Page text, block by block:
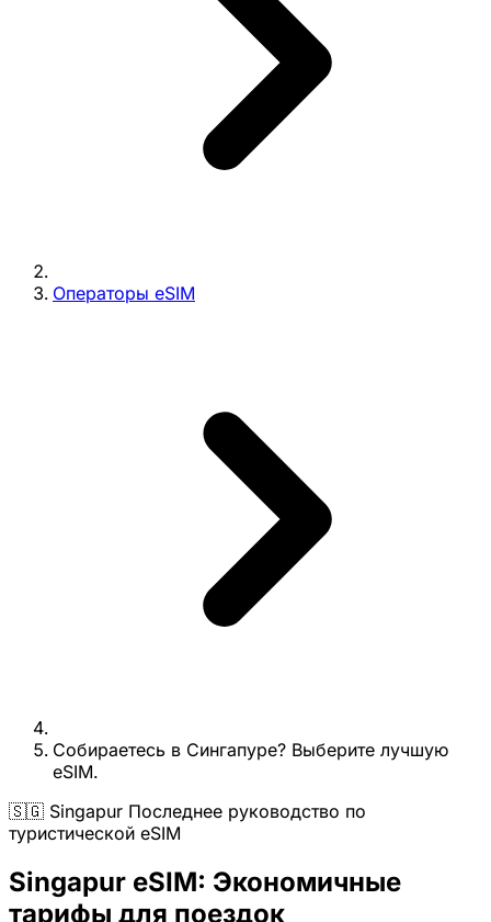
Операторы eSIM
Собираетесь в Сингапуре? Выберите лучшую
eSIM.
🇸🇬 Singapur Последнее руководство по
туристической eSIM
Singapur eSIM: Экономичные
тарифы для поездок